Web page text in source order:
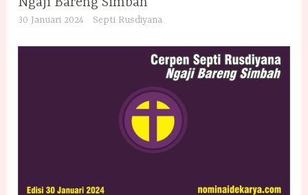
30 Januari 2024 Septi Rusdiyana